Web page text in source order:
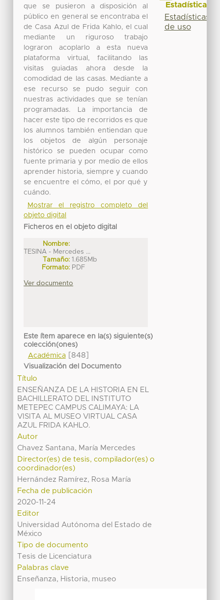
que se pusieron a disposición al
público en general se encontraba el
de Casa Azul de Frida Kahlo, el cual
mediante un riguroso trabajo
lograron acoplarlo a esta nueva
plataforma virtual, facilitando las
visitas guiadas ahora desde la
comodidad de las casas. Mediante a
ese recurso se pudo seguir con
nuestras actividades que se tenían
programadas. La importancia de
hacer este tipo de recorridos es que
los alumnos también entiendan que
los objetos de algún personaje
histórico se pueden ocupar como
fuente primaria y por medio de ellos
aprender historia, siempre y cuando
se encuentre el cómo, el por qué y
cuándo.
Mostrar el registro completo del
objeto digital
Ficheros en el objeto digital
Nombre:
TESINA - Mercedes ...
Tamaño: 1.685Mb
Formato: PDF
Ver documento
Este ítem aparece en la(s) siguiente(s)
colección(ones)
Académica[848]
Visualización del Documento
Título
ENSEÑANZA DE LA HISTORIA EN EL
BACHILLERATO DEL INSTITUTO
METEPEC CAMPUS CALIMAYA: LA
VISITA AL MUSEO VIRTUAL CASA
AZUL FRIDA KAHLO.
Autor
Chavez Santana, María Mercedes
Director(es) de tesis, compilador(es) o
coordinador(es)
Hernández Ramírez, Rosa María
Fecha de publicación
2020-11-24
Editor
Universidad Autónoma del Estado de
México
Tipo de documento
Tesis de Licenciatura
Palabras clave
Enseñanza, Historia, museo
Estadísticas
Estadísticas
de uso